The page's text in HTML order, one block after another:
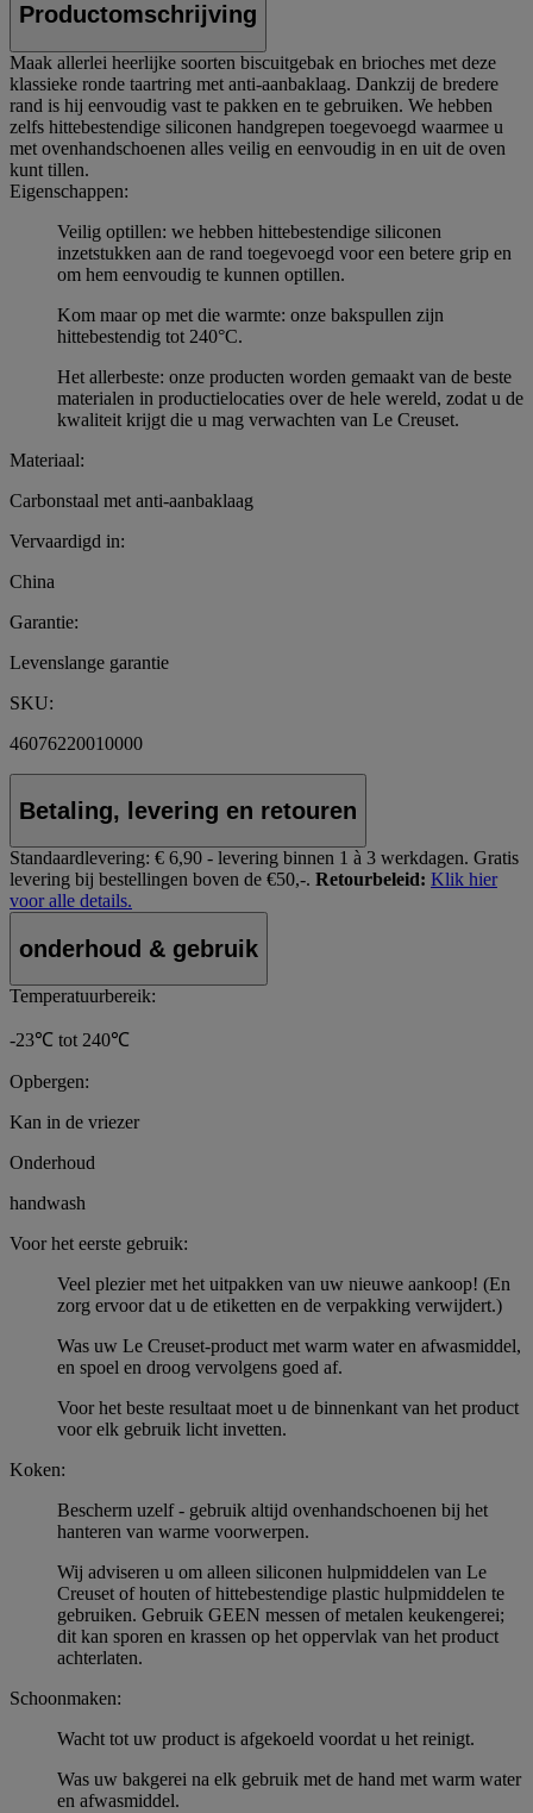
Productomschrijving
Maak allerlei heerlijke soorten biscuitgebak en brioches met deze
klassieke ronde taartring met anti-aanbaklaag. Dankzij de bredere
rand is hij eenvoudig vast te pakken en te gebruiken. We hebben
zelfs hittebestendige siliconen handgrepen toegevoegd waarmee u
met ovenhandschoenen alles veilig en eenvoudig in en uit de oven
kunt tillen.
Eigenschappen:
Veilig optillen: we hebben hittebestendige siliconen
inzetstukken aan de rand toegevoegd voor een betere grip en
om hem eenvoudig te kunnen optillen.
Kom maar op met die warmte: onze bakspullen zijn
hittebestendig tot 240°C.
Het allerbeste: onze producten worden gemaakt van de beste
materialen in productielocaties over de hele wereld, zodat u de
kwaliteit krijgt die u mag verwachten van Le Creuset.
Materiaal:
Carbonstaal met anti-aanbaklaag
Vervaardigd in:
China
Garantie:
Levenslange garantie
SKU:
46076220010000
Betaling, levering en retouren
Standaardlevering: € 6,90 - levering binnen 1 à 3 werkdagen. Gratis
levering bij bestellingen boven de €50,-. Retourbeleid: Klik hier
voor alle details.
onderhoud & gebruik
Temperatuurbereik:
-23℃ tot 240℃
Opbergen:
Kan in de vriezer
Onderhoud
handwash
Voor het eerste gebruik:
Veel plezier met het uitpakken van uw nieuwe aankoop! (En
zorg ervoor dat u de etiketten en de verpakking verwijdert.)
Was uw Le Creuset-product met warm water en afwasmiddel,
en spoel en droog vervolgens goed af.
Voor het beste resultaat moet u de binnenkant van het product
voor elk gebruik licht invetten.
Koken:
Bescherm uzelf - gebruik altijd ovenhandschoenen bij het
hanteren van warme voorwerpen.
Wij adviseren u om alleen siliconen hulpmiddelen van Le
Creuset of houten of hittebestendige plastic hulpmiddelen te
gebruiken. Gebruik GEEN messen of metalen keukengerei;
dit kan sporen en krassen op het oppervlak van het product
achterlaten.
Schoonmaken:
Wacht tot uw product is afgekoeld voordat u het reinigt.
Was uw bakgerei na elk gebruik met de hand met warm water
en afwasmiddel.